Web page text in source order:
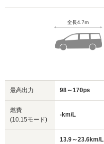
全長4.7m
最高出力 98～170ps
燃費
(10.15モード)
-km/L
13.9～23.6km/L